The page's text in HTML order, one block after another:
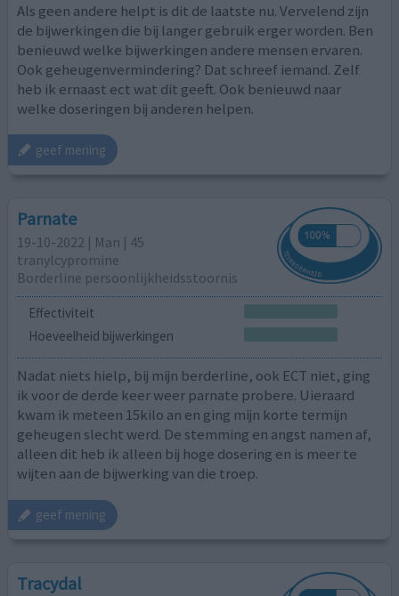
Als geen andere helpt is dit de laatste nu. Vervelend zijn
de bijwerkingen die bij langer gebruik erger worden. Ben
benieuwd welke bijwerkingen andere mensen ervaren.
Ook geheugenvermindering? Dat schreef iemand. Zelf
heb ik ernaast ect wat dit geeft. Ook benieuwd naar
welke doseringen bij anderen helpen.
geef mening
Parnate
19-10-2022 | Man | 45
tranylcypromine
Borderline persoonlijkheidsstoornis
Effectiviteit
Hoeveelheid bijwerkingen
Nadat niets hielp, bij mijn berderline, ook ECT niet, ging
ik voor de derde keer weer parnate probere. Uieraard
kwam ik meteen 15kilo an en ging mijn korte termijn
geheugen slecht werd. De stemming en angst namen af,
alleen dit heb ik alleen bij hoge dosering en is meer te
wijten aan de bijwerking van die troep.
geef mening
Tracydal